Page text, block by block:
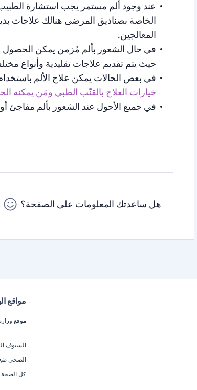
عند وجود ألم مستمر يجب استشارة الطبيب
الخاصة بصناديق المرضى هنالك علاجات
المعالجين.
في حال الشعور بألم مُزمن يمكن الحصول
حيث يتم تقديم علاجات تقليدية وأنواع
في بعض الحالات يمكن علاج الألم
خيارات العلاج بالقنّب الطبي ومَن
في جميع الأحول عند الشعور بألم مفاجئ
هل ساعدتك المعلومات على الصفحة؟
مواقع
موقع
السيوف
الصحي
كل الصحة